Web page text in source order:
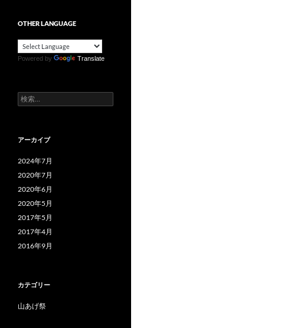
OTHER LANGUAGE
Powered by Translate
検
索:
アーカイブ
2024年7月
2020年7月
2020年6月
2020年5月
2017年5月
2017年4月
2016年9月
カテゴリー
山あげ祭